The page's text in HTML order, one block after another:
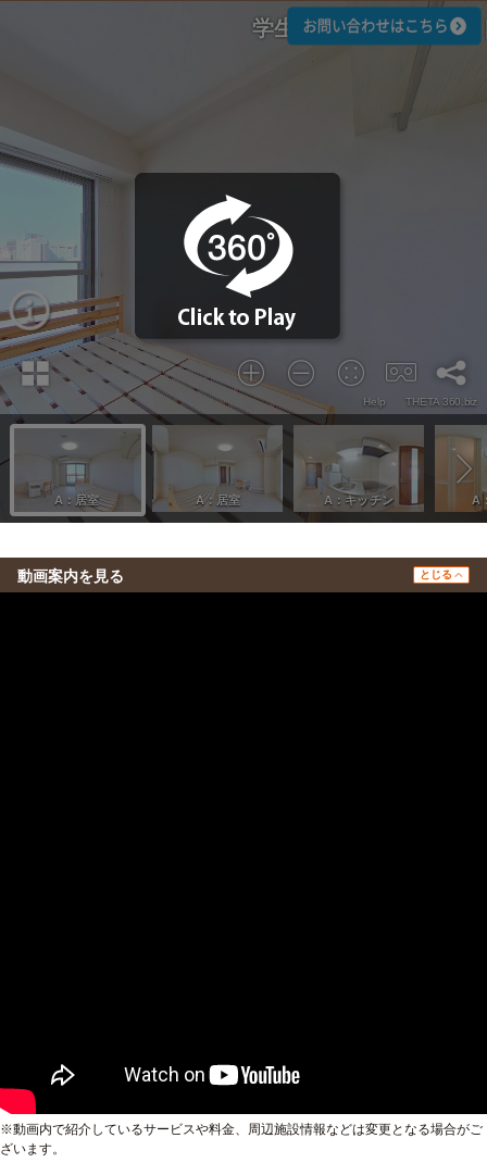
動画案内を見る とじる
※動画内で紹介しているサービスや料金、周辺施設情報などは変更となる場合がご
ざいます。